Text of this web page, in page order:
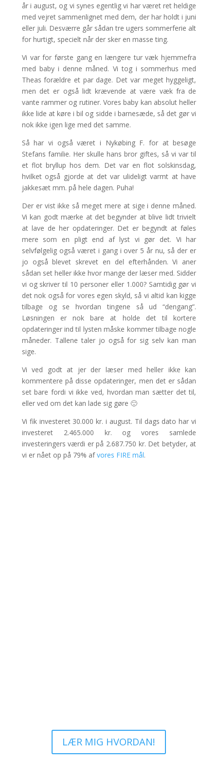
år i august, og vi synes egentlig vi har været ret heldige
med vejret sammenlignet med dem, der har holdt i juni
eller juli. Desværre går sådan tre ugers sommerferie alt
for hurtigt, specielt når der sker en masse ting.
Vi var for første gang en længere tur væk hjemmefra
med baby i denne måned. Vi tog i sommerhus med
Theas forældre et par dage. Det var meget hyggeligt,
men det er også lidt krævende at være væk fra de
vante rammer og rutiner. Vores baby kan absolut heller
ikke lide at køre i bil og sidde i barnesæde, så det gør vi
nok ikke igen lige med det samme.
Så har vi også været i Nykøbing F. for at besøge
Stefans familie. Her skulle hans bror giftes, så vi var til
et flot bryllup hos dem. Det var en flot solskinsdag,
hvilket også gjorde at det var ulideligt varmt at have
jakkesæt mm. på hele dagen. Puha!
Der er vist ikke så meget mere at sige i denne måned.
Vi kan godt mærke at det begynder at blive lidt trivielt
at lave de her opdateringer. Det er begyndt at føles
mere som en pligt end af lyst vi gør det. Vi har
selvfølgelig også været i gang i over 5 år nu, så der er
jo også blevet skrevet en del efterhånden. Vi aner
sådan set heller ikke hvor mange der læser med. Sidder
vi og skriver til 10 personer eller 1.000? Samtidig gør vi
det nok også for vores egen skyld, så vi altid kan kigge
tilbage og se hvordan tingene så ud “dengang”.
Løsningen er nok bare at holde det til kortere
opdateringer ind til lysten måske kommer tilbage nogle
måneder. Tallene taler jo også for sig selv kan man
sige.
Vi ved godt at jer der læser med heller ikke kan
kommentere på disse opdateringer, men det er sådan
set bare fordi vi ikke ved, hvordan man sætter det til,
eller ved om det kan lade sig gøre 🙂
Vi fik investeret 30.000 kr. i august. Til dags dato har vi
investeret 2.465.000 kr. og vores samlede
investeringers værdi er på 2.687.750 kr. Det betyder, at
vi er nået op på 79% afvores FIRE mål.
LÆR MIG HVORDAN!